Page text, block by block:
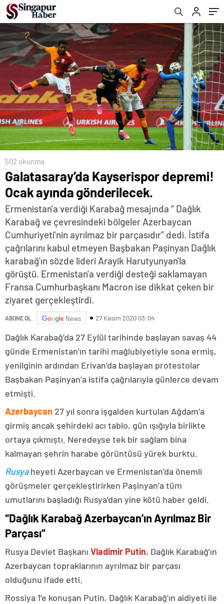
502 okunma
Galatasaray’da Kayserispor depremi!
Ocak ayında gönderilecek.
Ermenistan'a verdiği Karabağ mesajında “ Dağlık
Karabağ ve çevresindeki bölgeler Azerbaycan
Cumhuriyeti'nin ayrılmaz bir parçasıdır” dedi. İstifa
çağrılarını kabul etmeyen Başbakan Paşinyan Dağlık
karabağ'ın sözde lideri Arayik Harutyunyan'la
görüştü. Ermenistan'a verdiği desteği saklamayan
Fransa Cumhurbaşkanı Macron ise dikkat çeken bir
ziyaret gerçekleştirdi.
ABONE OL News 27 Kasım 2020 03:04
Dağlık Karabağ’da 27 Eylül tarihinde başlayan savaş 44
günde Ermenistan’ın tarihi mağlubiyetiyle sona ermiş,
yenilginin ardından Erivan’da başlayan protestolar
Başbakan Paşinyan’a istifa çağrılarıyla günlerce devam
etmişti.
Azerbaycan 27 yıl sonra işgalden kurtulan Ağdam’a
girmiş ancak şehirdeki acı tablo, gün ışığıyla birlikte
ortaya çıkmıştı. Neredeyse tek bir sağlam bina
kalmayan şehrin harabe görüntüsü yürek burktu.
Rusyaheyeti Azerbaycan ve Ermenistan’da önemli
görüşmeler gerçekleştirirken Paşinyan’a tüm
umutlarını başladığı Rusya’dan yine kötü haber geldi.
“Dağlık Karabağ Azerbaycan’ın Ayrılmaz Bir
Parçası”
Rusya Devlet Başkanı Vladimir Putin, Dağlık Karabağ’ın
Azerbaycan topraklarının ayrılmaz bir parçası
olduğunu ifade etti.
Rossiya 1’e konuşan Putin, Dağlık Karabağ’ın aidiyeti ile